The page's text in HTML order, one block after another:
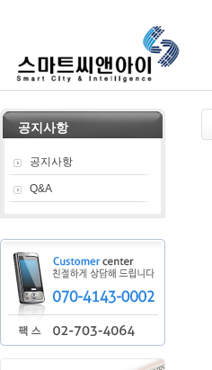
공지사항
공지사항
Q&A